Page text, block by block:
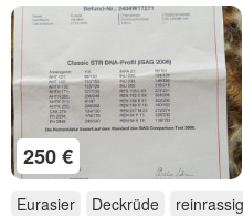
250 €
Eurasier Deckrüde
reinrassig